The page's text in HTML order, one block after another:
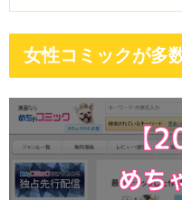
女性コミックが多